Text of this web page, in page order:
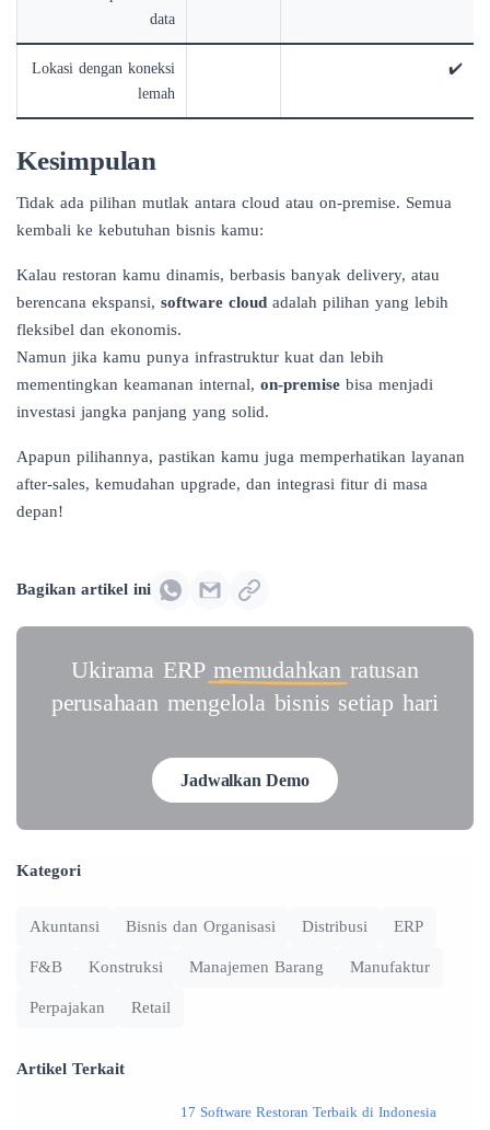
data
Lokasi dengan koneksi
lemah
✔️
Kesimpulan
Tidak ada pilihan mutlak antara cloud atau on-premise. Semua
kembali ke kebutuhan bisnis kamu:
Kalau restoran kamu dinamis, berbasis banyak delivery, atau
berencana ekspansi, software cloud adalah pilihan yang lebih
fleksibel dan ekonomis.
Namun jika kamu punya infrastruktur kuat dan lebih
mementingkan keamanan internal, on-premise bisa menjadi
investasi jangka panjang yang solid.
Apapun pilihannya, pastikan kamu juga memperhatikan layanan
after-sales, kemudahan upgrade, dan integrasi fitur di masa
depan!
Bagikan artikel ini
Ukirama ERP memudahkan ratusan
perusahaan mengelola bisnis setiap hari
Jadwalkan Demo
Kategori
Akuntansi Bisnis dan Organisasi Distribusi ERP
F&B Konstruksi Manajemen Barang Manufaktur
Perpajakan Retail
Artikel Terkait
17 Software Restoran Terbaik di Indonesia